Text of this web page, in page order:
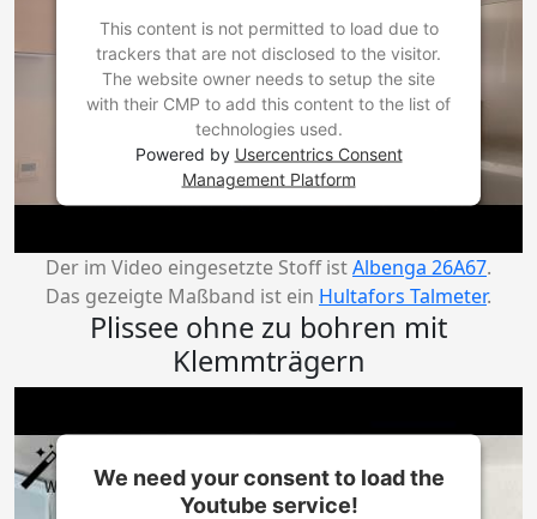
This content is not permitted to load due to
trackers that are not disclosed to the visitor.
The website owner needs to setup the site
with their CMP to add this content to the list of
technologies used.
Powered by Usercentrics Consent
Management Platform
Der im Video eingesetzte Stoff istAlbenga 26A67.
Das gezeigte Maßband ist ein Hultafors Talmeter.
Plissee ohne zu bohren mit
Klemmträgern
We need your consent to load the
Youtube service!